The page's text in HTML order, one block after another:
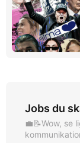
Jobs du
💼📝Wow, se